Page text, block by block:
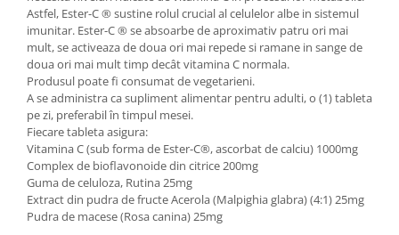
Astfel, Ester-C ® sustine rolul crucial al celulelor albe in sistemul
imunitar. Ester-C ® se absoarbe de aproximativ patru ori mai
mult, se activeaza de doua ori mai repede si ramane in sange de
doua ori mai mult timp decât vitamina C normala.
Produsul poate fi consumat de vegetarieni.
A se administra ca supliment alimentar pentru adulti, o (1) tableta
pe zi, preferabil în timpul mesei.
Fiecare tableta asigura:
Vitamina C (sub forma de Ester-C®, ascorbat de calciu) 1000mg
Complex de bioflavonoide din citrice 200mg
Guma de celuloza, Rutina 25mg
Extract din pudra de fructe Acerola (Malpighia glabra) (4:1) 25mg
Pudra de macese (Rosa canina) 25mg